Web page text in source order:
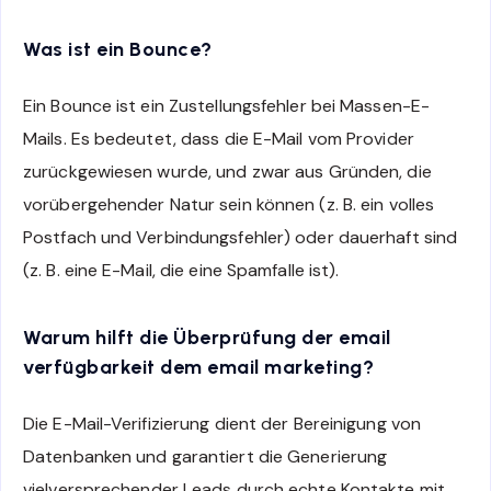
Was ist ein Bounce?
Ein Bounce ist ein Zustellungsfehler bei Massen-E-
Mails. Es bedeutet, dass die E-Mail vom Provider
zurückgewiesen wurde, und zwar aus Gründen, die
vorübergehender Natur sein können (z. B. ein volles
Postfach und Verbindungsfehler) oder dauerhaft sind
(z. B. eine E-Mail, die eine Spamfalle ist).
Warum hilft die Überprüfung der email
verfügbarkeit dem email marketing?
Die E-Mail-Verifizierung dient der Bereinigung von
Datenbanken und garantiert die Generierung